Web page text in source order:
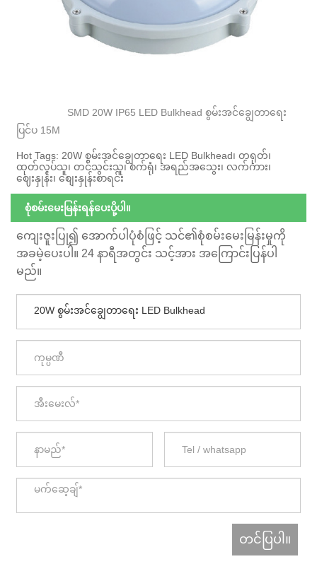
SMD 20W IP65 LED Bulkhead စွမ်းအင်ချွေတာရေး
ပြင်ပ 15M
Hot Tags: 20W စွမ်းအင်ချွေတာရေး LED Bulkhead၊ တရုတ်၊
ထုတ်လုပ်သူ၊ တင်သွင်းသူ၊ စက်ရုံ၊ အရည်အသွေး၊ လက်ကား၊
ဈေးနှုန်း၊ စျေးနှုန်းစာရင်း
စုံစမ်းမေးမြန်းရန်ပေးပို့ပါ။
ကျေးဇူးပြု၍ အောက်ပါပုံစံဖြင့် သင်၏စုံစမ်းမေးမြန်းမှုကို
အခမဲ့ပေးပါ။ 24 နာရီအတွင်း သင့်အား အကြောင်းပြန်ပါ
မည်။